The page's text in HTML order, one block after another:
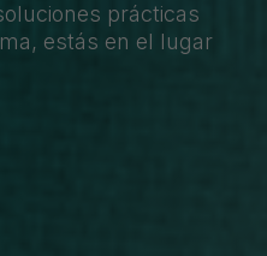
prácticas
estás en el lugar